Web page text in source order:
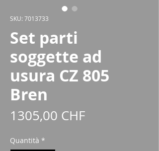
SKU: 7013733
Set parti
soggette ad
usura CZ 805
Bren
1305,00 CHFPrezzo
Quantità *